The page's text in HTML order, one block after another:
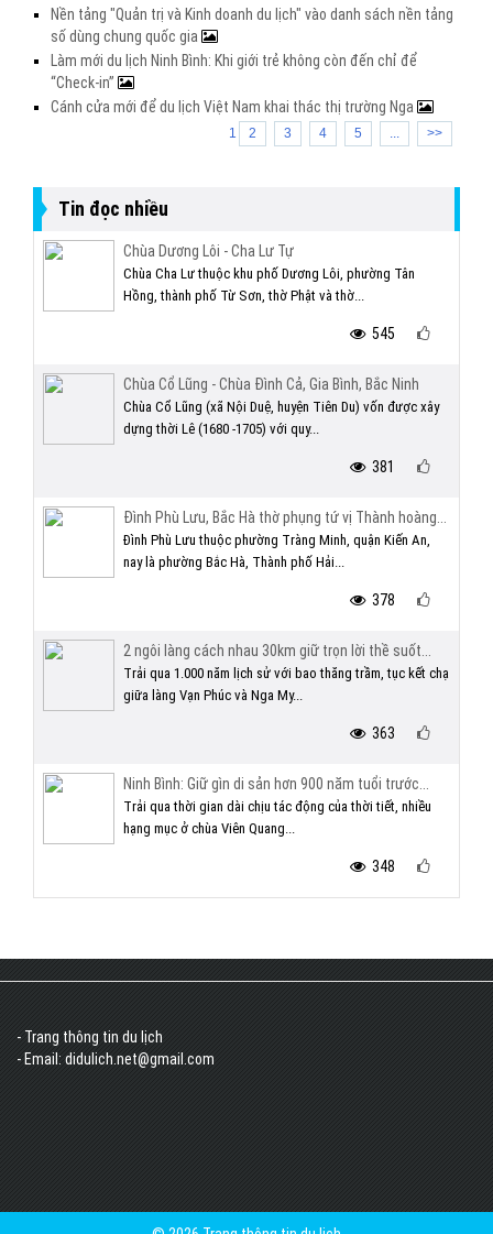
Nền tảng "Quản trị và Kinh doanh du lịch" vào danh sách nền tảng
số dùng chung quốc gia
Làm mới du lịch Ninh Bình: Khi giới trẻ không còn đến chỉ để
“Check-in”
Cánh cửa mới để du lịch Việt Nam khai thác thị trường Nga
1 2 3 4 5 ... >>
Tin đọc nhiều
Chùa Dương Lôi - Cha Lư Tự
Chùa Cha Lư thuộc khu phố Dương Lôi, phường Tân
Hồng, thành phố Từ Sơn, thờ Phật và thờ...
545
Chùa Cổ Lũng - Chùa Đình Cả, Gia Bình, Bắc Ninh
Chùa Cổ Lũng (xã Nội Duệ, huyện Tiên Du) vốn được xây
dựng thời Lê (1680 -1705) với quy...
381
Đình Phù Lưu, Bắc Hà thờ phụng tứ vị Thành hoàng...
Đình Phù Lưu thuộc phường Tràng Minh, quận Kiến An,
nay là phường Bắc Hà, Thành phố Hải...
378
2 ngôi làng cách nhau 30km giữ trọn lời thề suốt...
Trải qua 1.000 năm lịch sử với bao thăng trầm, tục kết chạ
giữa làng Vạn Phúc và Nga My...
363
Ninh Bình: Giữ gìn di sản hơn 900 năm tuổi trước...
Trải qua thời gian dài chịu tác động của thời tiết, nhiều
hạng mục ở chùa Viên Quang...
348
- Trang thông tin du lịch
- Email: didulich.net@gmail.com